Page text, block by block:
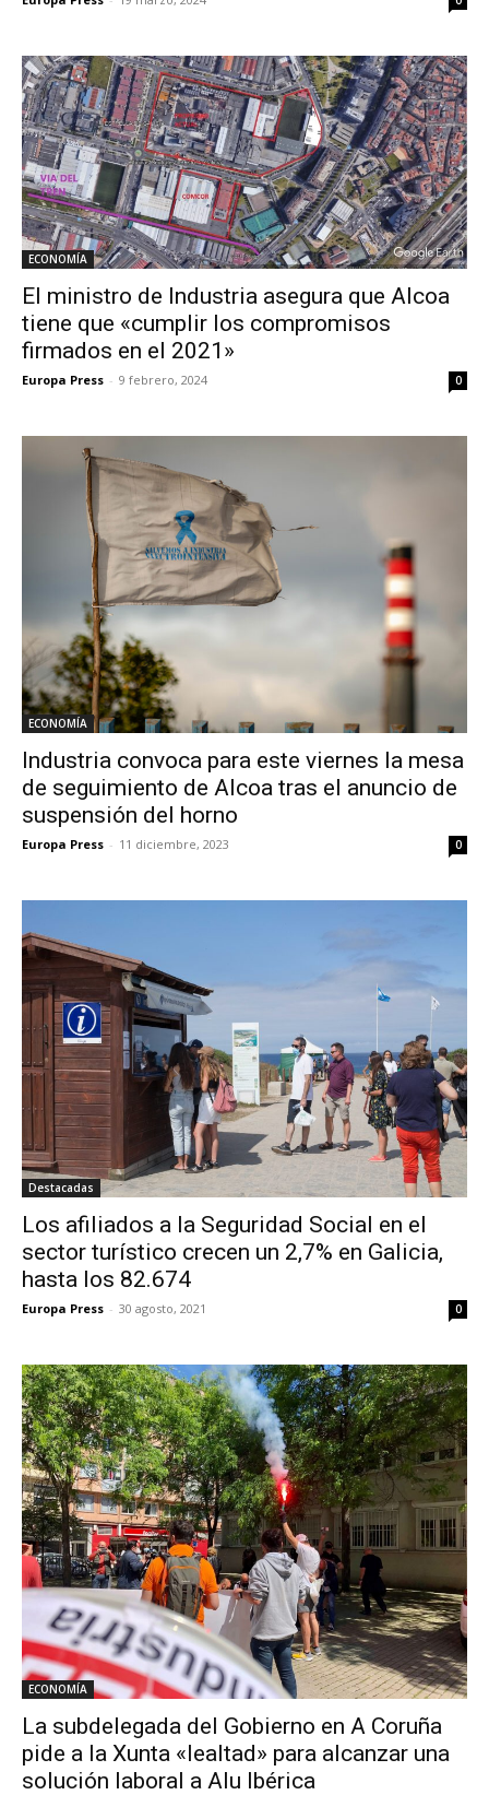
ECONOMÍA
El ministro de Industria asegura que Alcoa
tiene que «cumplir los compromisos
firmados en el 2021»
Europa Press - 9 febrero, 2024 0
ECONOMÍA
Industria convoca para este viernes la mesa
de seguimiento de Alcoa tras el anuncio de
suspensión del horno
Europa Press - 11 diciembre, 2023 0
Destacadas
Los afiliados a la Seguridad Social en el
sector turístico crecen un 2,7% en Galicia,
hasta los 82.674
Europa Press - 30 agosto, 2021 0
ECONOMÍA
La subdelegada del Gobierno en A Coruña
pide a la Xunta «lealtad» para alcanzar una
solución laboral a Alu Ibérica